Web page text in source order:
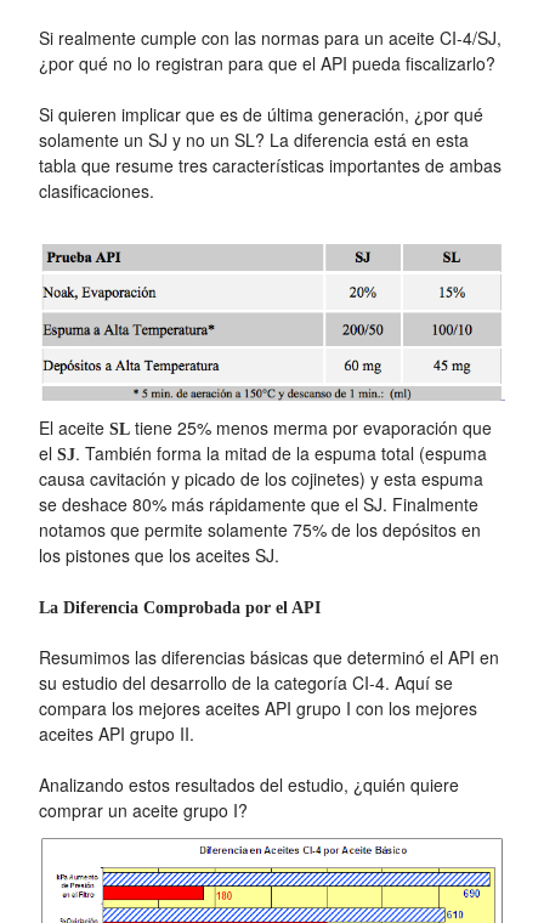
Si realmente cumple con las normas para un aceite CI-4/SJ,
¿por qué no lo registran para que el API pueda fiscalizarlo?
Si quieren implicar que es de última generación, ¿por qué
solamente un SJ y no un SL? La diferencia está en esta
tabla que resume tres características importantes de ambas
clasificaciones.
El aceite SL tiene 25% menos merma por evaporación que
el SJ. También forma la mitad de la espuma total (espuma
causa cavitación y picado de los cojinetes) y esta espuma
se deshace 80% más rápidamente que el SJ. Finalmente
notamos que permite solamente 75% de los depósitos en
los pistones que los aceites SJ.
La Diferencia Comprobada por el API
Resumimos las diferencias básicas que determinó el API en
su estudio del desarrollo de la categoría CI-4. Aquí se
compara los mejores aceites API grupo I con los mejores
aceites API grupo II.
Analizando estos resultados del estudio, ¿quién quiere
comprar un aceite grupo I?